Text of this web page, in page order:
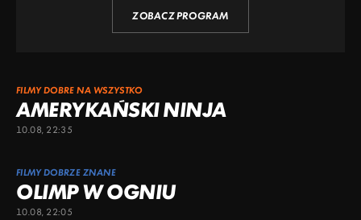
ZOBACZ PROGRAM
FILMY DOBRE NA WSZYSTKO
AMERYKAŃSKI NINJA
10.08, 22:35
FILMY DOBRZE ZNANE
OLIMP W OGNIU
10.08, 22:05